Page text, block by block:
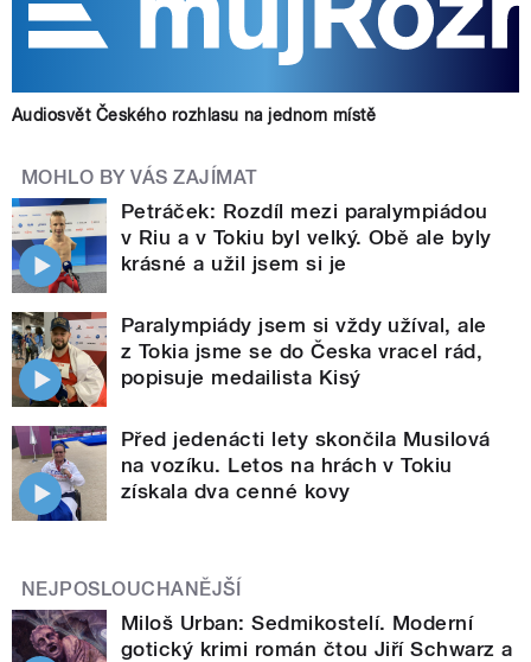
Audiosvět Českého rozhlasu na jednom místě
MOHLO BY VÁS ZAJÍMAT
Petráček: Rozdíl mezi paralympiádou
v Riu a v Tokiu byl velký. Obě ale byly
krásné a užil jsem si je
Paralympiády jsem si vždy užíval, ale
z Tokia jsme se do Česka vracel rád,
popisuje medailista Kisý
Před jedenácti lety skončila Musilová
na vozíku. Letos na hrách v Tokiu
získala dva cenné kovy
NEJPOSLOUCHANĚJŠÍ
Miloš Urban: Sedmikostelí. Moderní
gotický krimi román čtou Jiří Schwarz a